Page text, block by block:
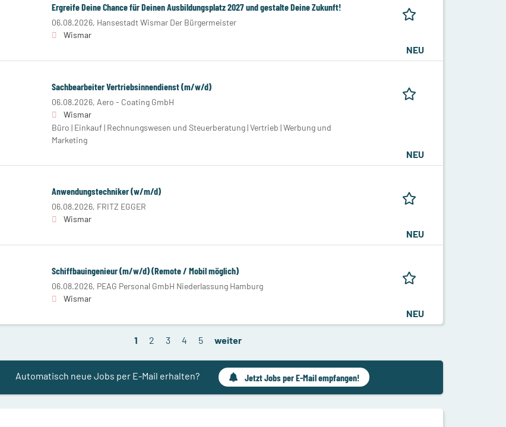
Ergreife Deine Chance für Deinen Ausbildungsplatz 2027 und gestalte Deine Zukunft!
06.08.2026, Hansestadt Wismar Der Bürgermeister
Wismar
NEU
Sachbearbeiter Vertriebsinnendienst (m/w/d)
06.08.2026, Aero - Coating GmbH
Wismar
Büro | Einkauf | Rechnungswesen und Steuerberatung | Vertrieb | Werbung und
Marketing
NEU
Anwendungstechniker (w/m/d)
06.08.2026, FRITZ EGGER
Wismar
NEU
Schiffbauingenieur (m/w/d) (Remote / Mobil möglich)
06.08.2026, PEAG Personal GmbH Niederlassung Hamburg
Wismar
NEU
1 2 3 4 5 weiter
Automatisch neue Jobs per E-Mail erhalten? Jetzt Jobs per E-Mail empfangen!